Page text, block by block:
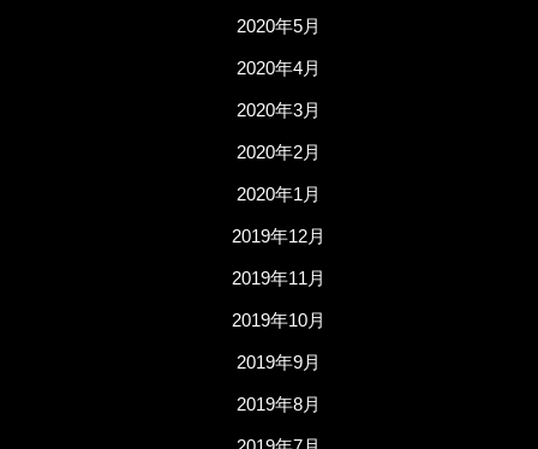
2020年5月
2020年4月
2020年3月
2020年2月
2020年1月
2019年12月
2019年11月
2019年10月
2019年9月
2019年8月